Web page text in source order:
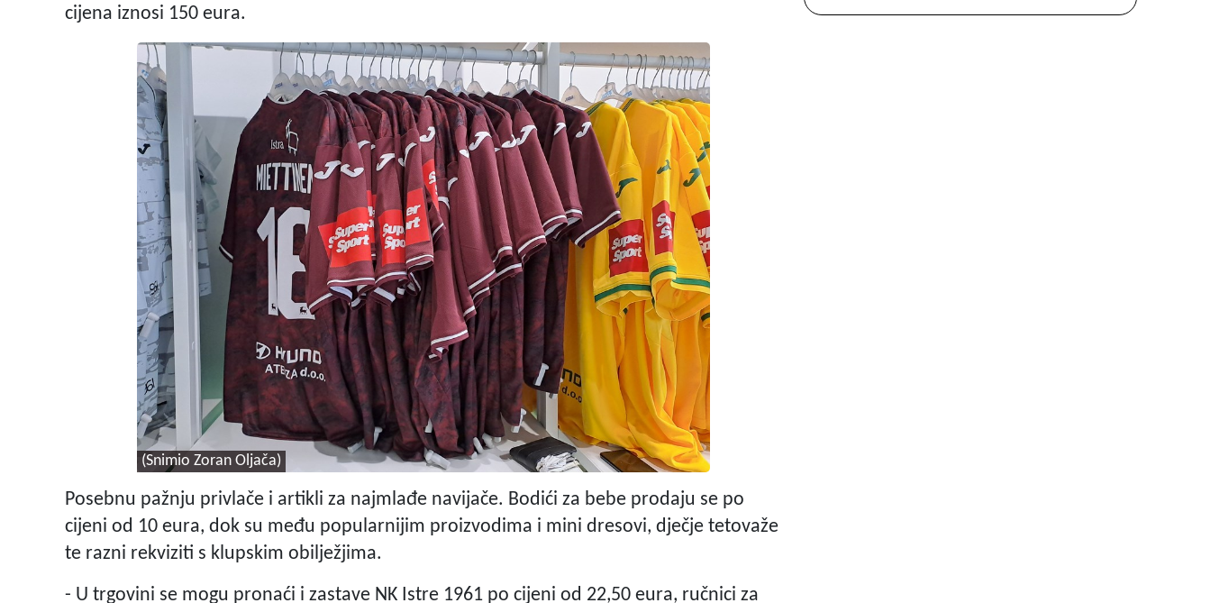
cijena iznosi 150 eura.
(Snimio Zoran Oljača)
Posebnu pažnju privlače i artikli za najmlađe navijače. Bodići za bebe prodaju se po
cijeni od 10 eura, dok su među popularnijim proizvodima i mini dresovi, dječje tetovaže
te razni rekviziti s klupskim obilježjima.
- U trgovini se mogu pronaći i zastave NK Istre 1961 po cijeni od 22,50 eura, ručnici za